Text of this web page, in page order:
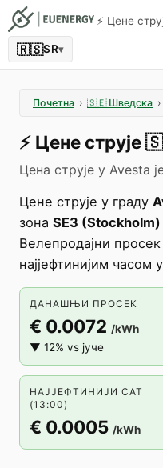
⚡️ Цене
🇷🇸SR▾
Почетна › 🇸🇪 Шведска ›
⚡️ Цене струје
Цена струје у Avesta
Цене струје у граду
зона SE3 (Stockholm)
Велепродајни
најјефтинијим часом
ДАНАШЊИ ПРОСЕК
€ 0.0072 /kWh
▼ 12% vs јуче
НАЈЈЕФТИНИЈИ САТ
(13:00)
€ 0.0005 /kWh